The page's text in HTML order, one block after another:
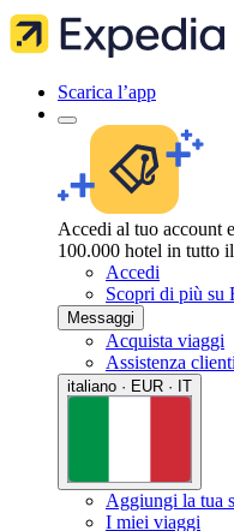
Scarica l’app
Accedi al tuo account
100.000 hotel in tutto
Accedi
Scopri di più su
Messaggi
Acquista viaggi
Assistenza clienti
italiano · EUR · IT
Aggiungi la tua
I miei viaggi